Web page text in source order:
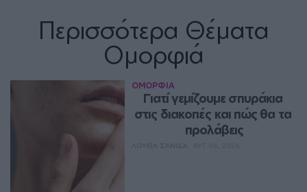
Περισσότερα Θέματα
Ομορφιά
ΟΜΟΡΦΙΑ
Γιατί γεμίζουμε σπυράκια
στις διακοπές και πώς θα τα
προλάβεις